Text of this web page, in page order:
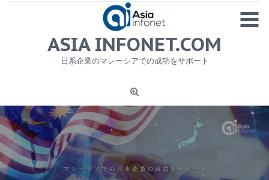
MENU
1
ニュース
労務サービス
プライバシーポリシー及び著作権について
お問合せ
ASIA INFONET.COM
日系企業のマレーシアでの成功をサポート